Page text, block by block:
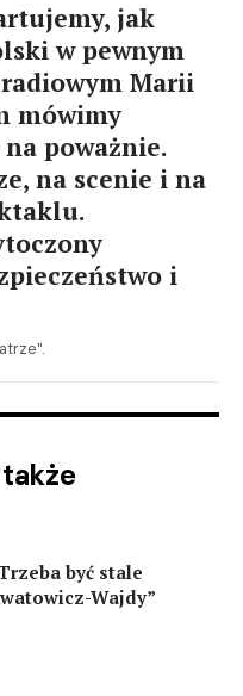
jak
w pewnym
Marii
mówimy
poważnie.
na scenie i na
i
być stale
Wajdy”